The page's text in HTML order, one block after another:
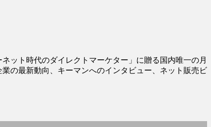
ット時代のダイレクトマーケター」に贈る国内唯一の月
の最新動向、キーマンへのインタビュー、ネット販売ビ